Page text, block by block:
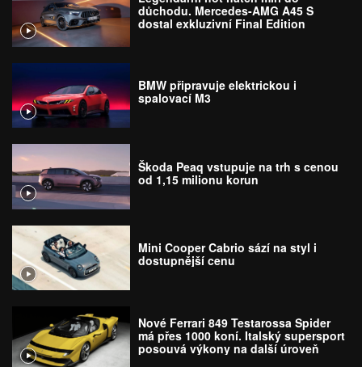
důchodu. Mercedes-AMG A45 S
dostal exkluzivní Final Edition
BMW připravuje elektrickou i
spalovací M3
Škoda Peaq vstupuje na trh s cenou
od 1,15 milionu korun
Mini Cooper Cabrio sází na styl i
dostupnější cenu
Nové Ferrari 849 Testarossa Spider
má přes 1000 koní. Italský supersport
posouvá výkony na další úroveň